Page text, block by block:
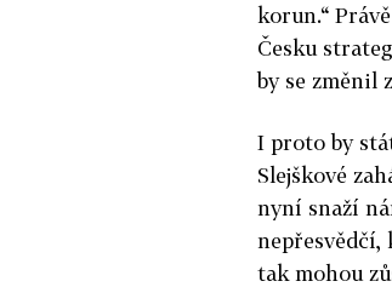
korun.“
Česku
by se změnil
I proto by
Slejškové
nyní snaží
nepřesvědčí,
tak mohou